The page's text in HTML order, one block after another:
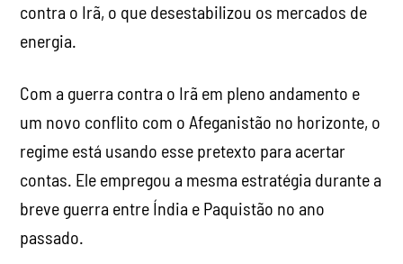
contra o Irã, o que desestabilizou os mercados de
energia.
Com a guerra contra o Irã em pleno andamento e
um novo conflito com o Afeganistão no horizonte, o
regime está usando esse pretexto para acertar
contas. Ele empregou a mesma estratégia durante a
breve guerra entre Índia e Paquistão no ano
passado.